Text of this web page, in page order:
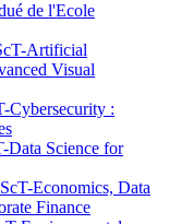
de l'Ecole
Artificial
Visual
Cybersecurity :
Science for
Economics, Data
Finance